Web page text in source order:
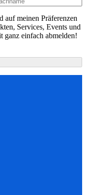
auf meinen Präferenzen
Services, Events und
ganz einfach abmelden!